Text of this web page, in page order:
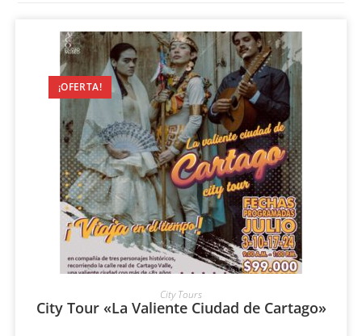
¡OFERTA!
AÑADIR AL CARRITO
City Tours
City Tour «La Valiente Ciudad de Cartago»